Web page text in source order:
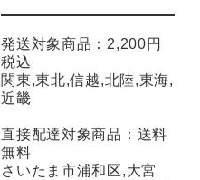
発送対象商品：2,200円
税込
関東,東北,信越,北陸,東海,
近畿
直接配達対象商品：送料
無料
さいたま市浦和区,大宮